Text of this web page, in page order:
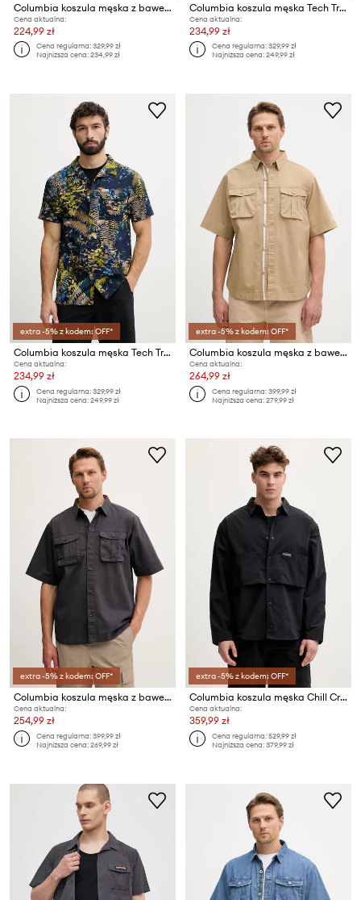
Columbia koszula męska z bawełny Bonefish
Cena aktualna:
224,99 zł
Cena regularna:329,99 zł
Najniższa cena:234,99 zł
Columbia koszula męska Tech Trail
Cena aktualna:
234,99 zł
Cena regularna:329,99 zł
Najniższa cena:249,99 zł
extra -5% z kodem: OFF*
Columbia koszula męska Tech Trail
Cena aktualna:
234,99 zł
Cena regularna:329,99 zł
Najniższa cena:249,99 zł
extra -5% z kodem: OFF*
Columbia koszula męska z bawełną Acker Rock
Cena aktualna:
264,99 zł
Cena regularna:399,99 zł
Najniższa cena:279,99 zł
extra -5% z kodem: OFF*
Columbia koszula męska z bawełną Acker Rock
Cena aktualna:
254,99 zł
Cena regularna:399,99 zł
Najniższa cena:269,99 zł
extra -5% z kodem: OFF*
Columbia koszula męska Chill Creek
Cena aktualna:
359,99 zł
Cena regularna:529,99 zł
Najniższa cena:379,99 zł